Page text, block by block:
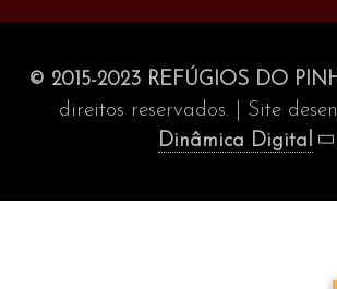
© 2015-2023 REFÚGIOS DO
direitos reservados. | Site
Dinâmica Digital